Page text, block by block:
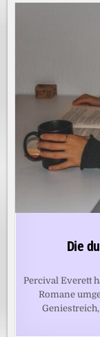
Die
Percival Everett
Romane